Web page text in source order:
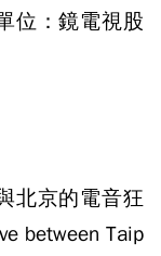
位：鏡電視股
北京的電音狂
between Taip